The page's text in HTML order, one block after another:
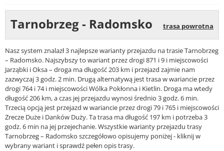
Tarnobrzeg - Radomsko trasa powrotna
Nasz system znalazł 3 najlepsze warianty przejazdu na trasie Tarnobrzeg
– Radomsko. Najszybszy to wariant przez drogi 871 i 9 i miejscowości
Jarząbki i Oksa – droga ma długość 203 km i przejazd zajmie nam
zazwyczaj 3 godz. 2 min. Drugą alternatywą jest trasa w wariancie przez
drogi 764 i 74 i miejscowości Wólka Pokłonna i Kietlin. Droga ma wtedy
długość 206 km, a czas jej przejazdu wynosi średnio 3 godz. 6 min.
Trzecią opcją jest przejazd w wariancie przez drogi 79 i 765 i miejscowości
Zrecze Duże i Danków Duży. Ta trasa ma długość 197 km i potrzeba 3
godz. 6 min na jej przejechanie. Wszystkie warianty przejazdu trasy
Tarnobrzeg – Radomsko szczegółowo opisujemy poniżej - kliknij w
wybrany wariant i sprawdź pełen opis trasy.